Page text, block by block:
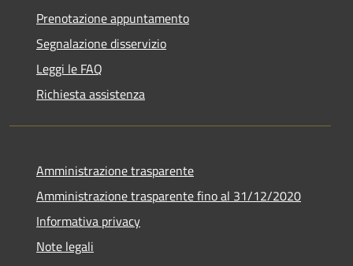
Prenotazione appuntamento
Segnalazione disservizio
Leggi le FAQ
Richiesta assistenza
Amministrazione trasparente
Amministrazione trasparente fino al 31/12/2020
Informativa privacy
Note legali